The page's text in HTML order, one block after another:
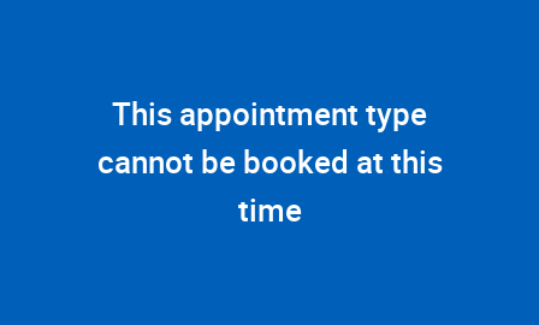
This appointment type
cannot be booked at this
time